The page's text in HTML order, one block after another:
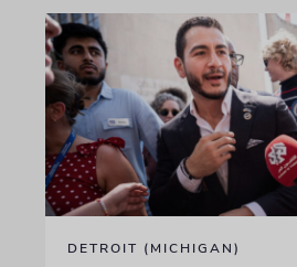
DETROIT (MICHIGAN)